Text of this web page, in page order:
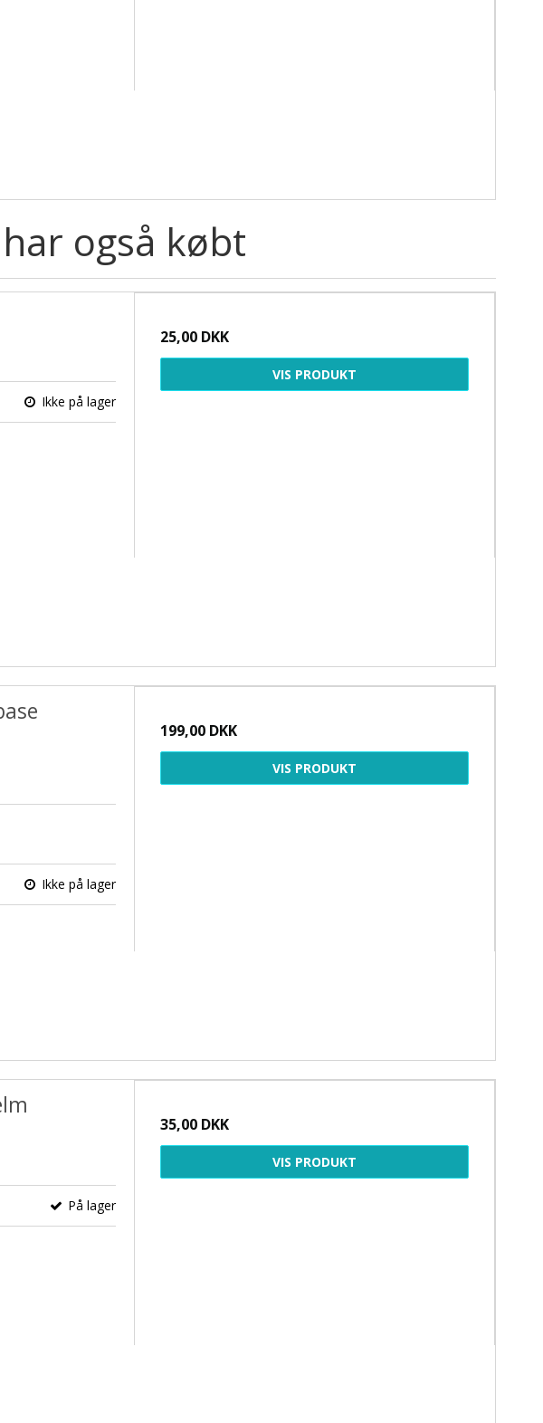
også købt
Ikke på lager
25,00 DKK
VIS PRODUKT
Ikke på lager
199,00 DKK
VIS PRODUKT
På lager
35,00 DKK
VIS PRODUKT